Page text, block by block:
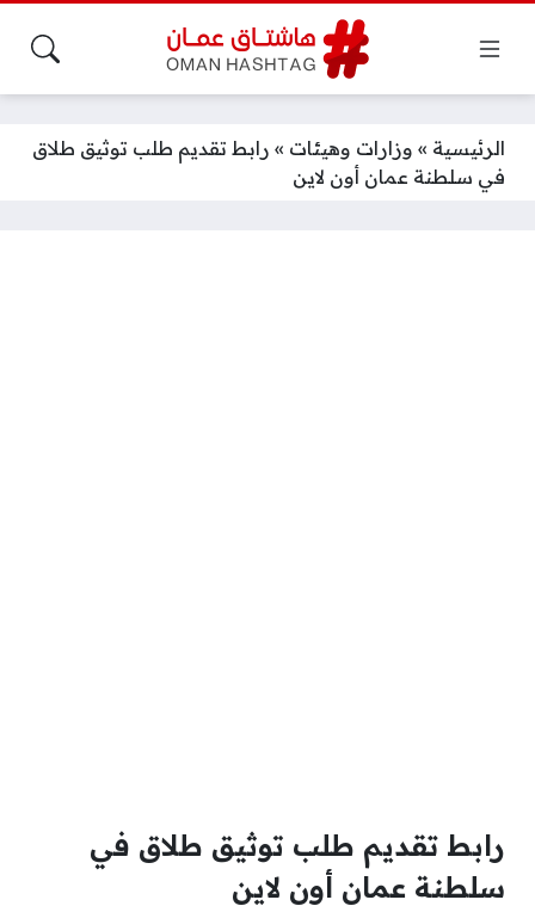
الرئيسية » وزارات وهيئات » رابط تقديم طلب توثيق طلاق
في سلطنة عمان أون لاين
رابط تقديم طلب توثيق طلاق في
سلطنة عمان أون لاين